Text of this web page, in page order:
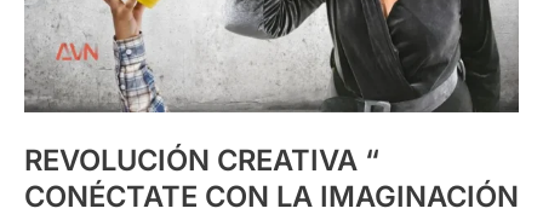
REVOLUCIÓN CREATIVA “
CONÉCTATE CON LA IMAGINACIÓN